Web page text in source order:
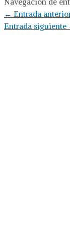
← Entrada
Entrada siguiente